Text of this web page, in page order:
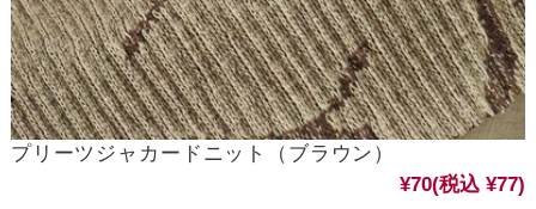
プリーツジャカードニット（ブラウン）
¥70(税込 ¥77)